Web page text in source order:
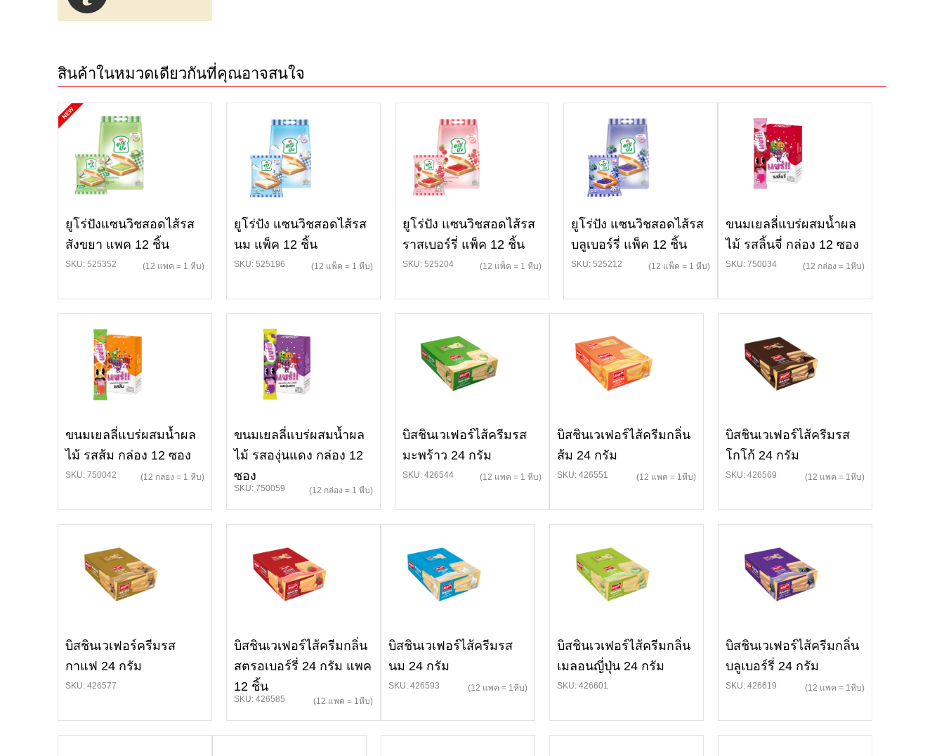
สินค้าในหมวดเดียวกันที่คุณอาจสนใจ
ยูโร่ปังแซนวิชสอดไส้รส
สังขยา แพค 12 ชิ้น
SKU: 525352 (12 แพค = 1 หีบ)
ยูโร่ปัง แซนวิชสอดไส้รส
นม แพ็ค 12 ชิ้น
SKU: 525196 (12 แพ็ค = 1 หีบ)
ยูโร่ปัง แซนวิชสอดไส้รส
ราสเบอร์รี่ แพ็ค 12 ชิ้น
SKU: 525204 (12 แพ็ค = 1 หีบ)
ยูโร่ปัง แซนวิชสอดไส้รส
บลูเบอร์รี่ แพ็ค 12 ชิ้น
SKU: 525212 (12 แพ็ค = 1 หีบ)
ขนมเยลลี่แบร่ผสมน้ำผล
ไม้ รสลิ้นจี่ กล่อง 12 ซอง
SKU: 750034 (12 กล่อง = 1หีบ)
ขนมเยลลี่แบร่ผสมน้ำผล
ไม้ รสส้ม กล่อง 12 ซอง
SKU: 750042 (12 กล่อง = 1 หีบ)
ขนมเยลลี่แบร่ผสมน้ำผล
ไม้ รสองุ่นแดง กล่อง 12
ซอง
SKU: 750059 (12 กล่อง = 1 หีบ)
บิสชินเวเฟอร์ไส้ครีมรส
มะพร้าว 24 กรัม
SKU: 426544 (12 แพค = 1 หีบ)
บิสชินเวเฟอร์ไส้ครีมกลิ่น
ส้ม 24 กรัม
SKU: 426551 (12 แพค = 1หีบ)
บิสชินเวเฟอร์ไส้ครีมรส
โกโก้ 24 กรัม
SKU: 426569 (12 แพค = 1หีบ)
บิสชินเวเฟอร์ครีมรส
กาแฟ 24 กรัม
SKU: 426577
บิสชินเวเฟอร์ไส้ครีมกลิ่น
สตรอเบอร์รี่ 24 กรัม แพค
12 ชิ้น
SKU: 426585 (12 แพค = 1หีบ)
บิสชินเวเฟอร์ไส้ครีมรส
นม 24 กรัม
SKU: 426593 (12 แพค = 1หีบ)
บิสชินเวเฟอร์ไส้ครีมกลิ่น
เมลอนญี่ปุ่น 24 กรัม
SKU: 426601
บิสชินเวเฟอร์ไส้ครีมกลิ่น
บลูเบอร์รี่ 24 กรัม
SKU: 426619 (12 แพค = 1หีบ)